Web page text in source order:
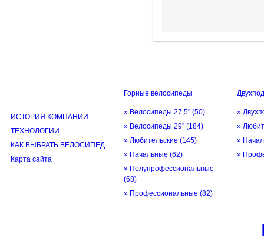
ИСТОРИЯ КОМПАНИИ
ТЕХНОЛОГИИ
КАК ВЫБРАТЬ ВЕЛОСИПЕД
Карта сайта
Горные велосипеды
» Велосипеды 27,5" (50)
» Велосипеды 29" (184)
» Любительские (145)
» Начальные (62)
» Полупрофессиональные
(68)
» Профессиональные (82)
»
»
»
»